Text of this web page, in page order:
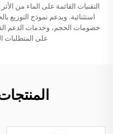
التقنيات القائمة على الماء من
استثنائية. ويدعم نموذج التوزيع
خصومات الحجم، وخدمات الدعم
على المتطلبات